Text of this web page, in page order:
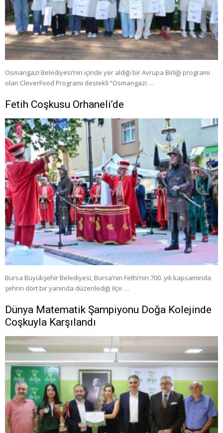
Osmangazi Belediyesi’nin içinde yer aldığı bir Avrupa Birliği programı
olan CleverFood Programı destekli “Osmangazi …
Fetih Coşkusu Orhaneli’de
Bursa Büyükşehir Belediyesi, Bursa’nın Fethi’nin 700. yılı kapsamında
şehrin dört bir yanında düzenlediği ilçe …
Dünya Matematik Şampiyonu Doğa Kolejinde
Coşkuyla Karşılandı